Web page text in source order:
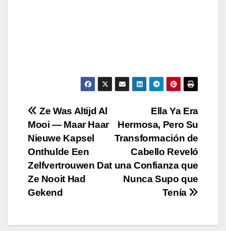
Post
navigation
Ella Ya Era
Hermosa, Pero Su
Transformación de
Cabello Reveló
una Confianza que
Nunca Supo que
Tenía
Ze Was Altijd Al
Mooi — Maar Haar
Nieuwe Kapsel
Onthulde Een
Zelfvertrouwen Dat
Ze Nooit Had
Gekend